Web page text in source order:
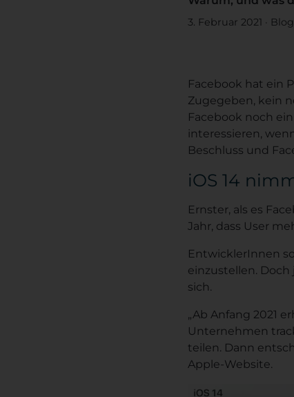
3. Februar 2021 · Blog
Facebook hat ein
Zugegeben, kein
Facebook noch
interessieren,
Beschluss und
iOS 14
Ernster, als es
Jahr, dass User
EntwicklerInnen
einzustellen. Doch
sich.
„Ab Anfang 2021
Unternehmen
teilen. Dann
Apple-Website.